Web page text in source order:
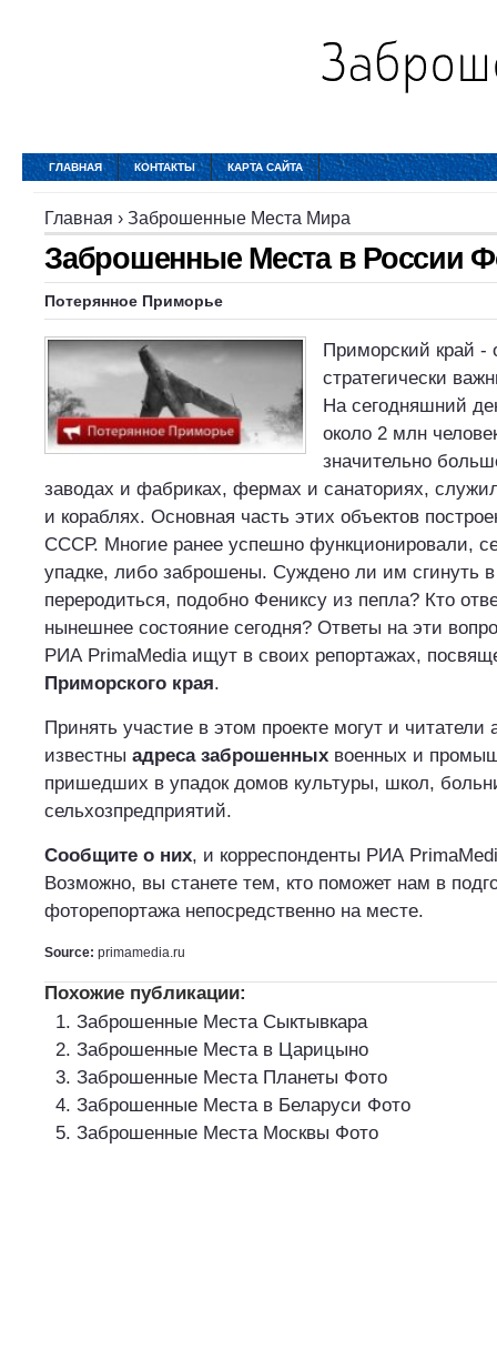
ГЛАВНАЯ КОНТАКТЫ КАРТА САЙТА
Главная › Заброшенные Места Мира
Заброшенные Места в России
Потерянное Приморье
Приморский край -
стратегически
На сегодняшний
около 2 млн
значительно
заводах и фабриках, фермах и санаториях,
и кораблях. Основная часть этих объектов
СССР. Многие ранее успешно функционировали,
упадке, либо заброшены. Суждено ли им сгинуть
переродиться, подобно Фениксу из пепла? Кто
нынешнее состояние сегодня? Ответы на эти
РИА PrimaMedia ищут в своих репортажах,
Приморского края.
Принять участие в этом проекте могут и читатели
известны адреса заброшенных военных и
пришедших в упадок домов культуры, школ,
сельхозпредприятий.
Сообщите о них, и корреспонденты РИА
Возможно, вы станете тем, кто поможет нам в
фоторепортажа непосредственно на месте.
Source: primamedia.ru
Похожие публикации:
Заброшенные Места Сыктывкара
Заброшенные Места в Царицыно
Заброшенные Места Планеты Фото
Заброшенные Места в Беларуси Фото
Заброшенные Места Москвы Фото